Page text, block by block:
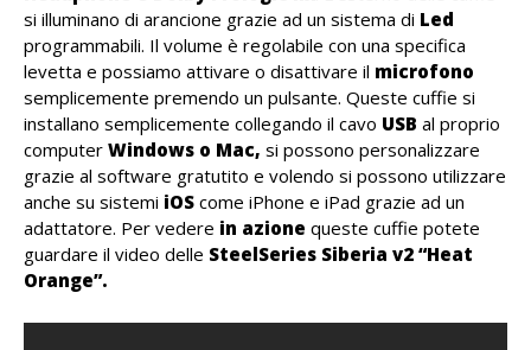
si illuminano di arancione grazie ad un sistema di Led
programmabili. Il volume è regolabile con una specifica
levetta e possiamo attivare o disattivare il microfono
semplicemente premendo un pulsante. Queste cuffie si
installano semplicemente collegando il cavo USB al proprio
computer Windows o Mac, si possono personalizzare
grazie al software gratutito e volendo si possono utilizzare
anche su sistemi iOS come iPhone e iPad grazie ad un
adattatore. Per vedere in azione queste cuffie potete
guardare il video delle SteelSeries Siberia v2 “Heat
Orange”.